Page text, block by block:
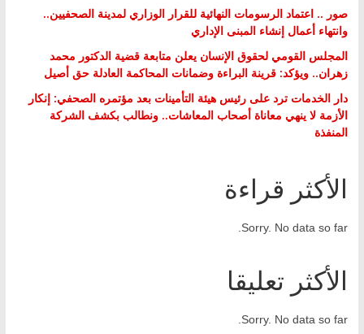
صور .. اعتماد الرسومات النهائية للقرار الوزاري لمدينة الصحفيين..
وانتهاء أعمال إنشاء المبنى الإداري
المجلس القومي لحقوق الإنسان يعلن متابعة قضية الدكتور محمد
زهران.. ويؤكد: قرينة البراءة وضمانات المحاكمة العادلة حق أصيل
دار الخدمات ترد على رئيس هيئة التأمينات بعد مؤتمره الصحفي: إنكار
الأزمة لا ينهي معاناة أصحاب المعاشات.. ونطالب بكشف الشركة
المنفذة
الأكثر قراءة
Sorry. No data so far.
الأكثر تعليقا
Sorry. No data so far.